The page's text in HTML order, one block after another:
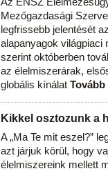
Mezőgazdasági
legfrissebb jelentését
alapanyagok világpiaci
szerint októberben
az élelmiszerárak,
globális kínálat Tovább
Kikkel osztozunk a
A „Ma Te mit eszel?”
azt járjuk körül, hogy
élelmiszereink mellett